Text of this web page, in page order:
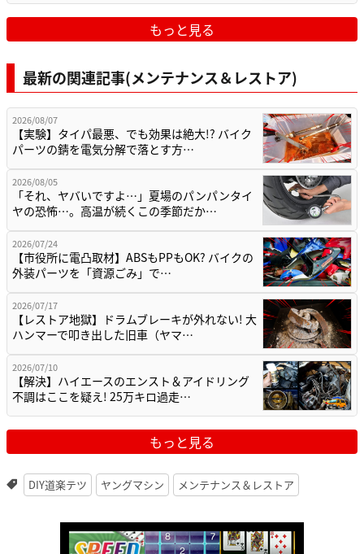
もっと見る
最新の関連記事(メンテナンス＆レストア)
2026/08/07
【実験】タイパ最悪、でも効果は絶大!? バイク
パーツの錆を電気分解で落とす方…
2026/08/05
「それ、ヤバいですよ…」夏場のパンパンタイ
ヤの恐怖…。高温が続くこの季節だか…
2026/07/24
【市役所に電凸取材】ABSもPPもOK? バイクの
外装パーツを「資源ごみ」で…
2026/07/17
【レストア地獄】ドラムブレーキが外れない! 大
ハンマーで叩き出した旧車（ヤマ…
2026/07/10
【解決】ハイエースのエンスト＆アイドリング
不調はここを疑え! 25万キロ過走…
もっと見る
DIY道楽テツ ヤングマシン メンテナンス＆レストア